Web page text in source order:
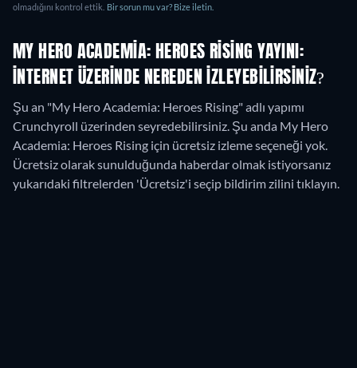
olmadığını kontrol ettik. Bir sorun mu var? Bize iletin.
MY HERO ACADEMIA: HEROES RISING YAYINI:
İNTERNET ÜZERINDE NEREDEN IZLEYEBILIRSINIZ?
Şu an "My Hero Academia: Heroes Rising" adlı yapımı
Crunchyroll üzerinden seyredebilirsiniz. Şu anda My Hero
Academia: Heroes Rising için ücretsiz izleme seçeneği yok.
Ücretsiz olarak sunulduğunda haberdar olmak istiyorsanız
yukarıdaki filtrelerden 'Ücretsiz'i seçip bildirim zilini tıklayın.